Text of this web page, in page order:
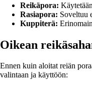
Reikäpora:
Rasiapora: Soveltuu
Kuppiterä:
Oikean
Ennen kuin aloitat reiän
valintaan ja käyttöön: